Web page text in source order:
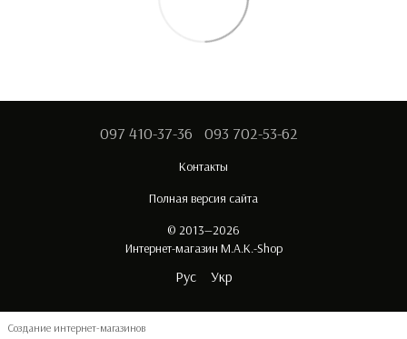
097 410-37-36 093 702-53-62
Контакты
Полная версия сайта
© 2013—2026
Интернет-магазин M.A.K.-Shop
Рус Укр
Создание интернет-магазинов